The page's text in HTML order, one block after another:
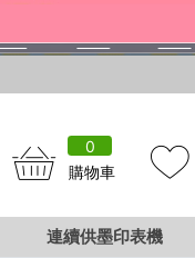
0
購物車
連續供墨印表機
/ M479fdw / M479fnw